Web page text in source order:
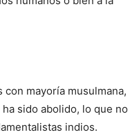
con mayoría musulmana,
sido abolido, lo que no
indios.